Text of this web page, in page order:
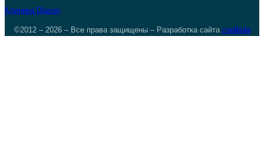
Клиника Diason
©2012 – 2026 – Все права защищены – Разработка сайта coolbola